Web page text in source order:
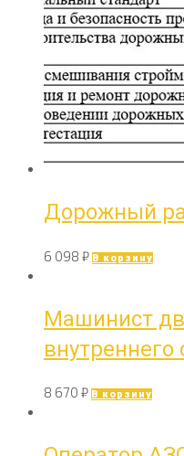
Дорожный
6 098 ₽ В корзину
Машинист
внутреннего
8 670 ₽ В корзину